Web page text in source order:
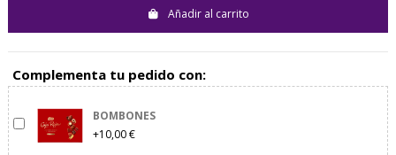
Añadir al carrito
Complementa tu pedido con:
BOMBONES
+10,00 €